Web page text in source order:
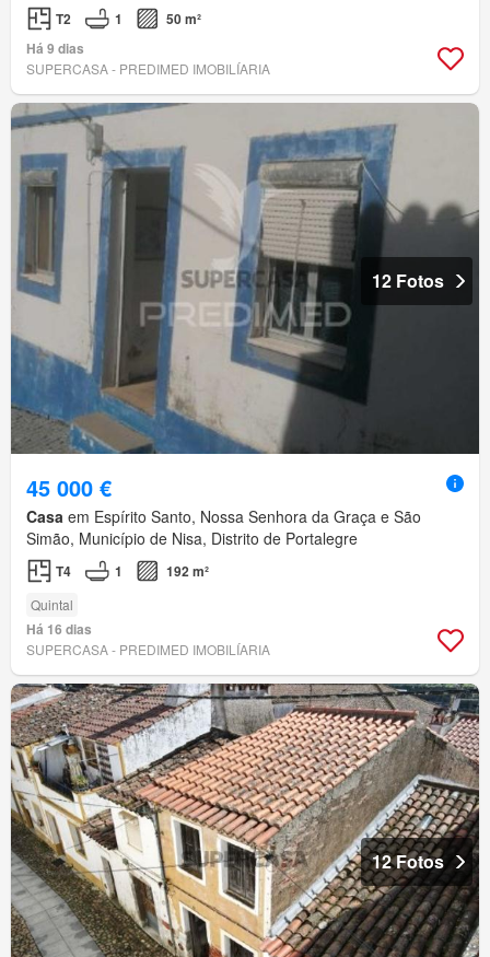
T2 1
50 m²
Há 9 dias
SUPERCASA - PREDIMED IMOBILÍARIA
12 Fotos
45 000 €
Casa em Espírito Santo, Nossa Senhora da Graça e São
Simão, Município de Nisa, Distrito de Portalegre
T4 1 192 m²
Quintal
Há 16 dias
SUPERCASA - PREDIMED IMOBILÍARIA
12 Fotos